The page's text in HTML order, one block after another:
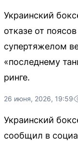
Украинский
отказе от
супертяжелом
«последнему
ринге.
26 июня, 2026, 19:59
Украинский
сообщил в